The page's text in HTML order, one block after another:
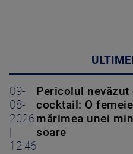
09-
08-
2026
12:46
Pericolul
cocktail: O
mărimea unei
soare